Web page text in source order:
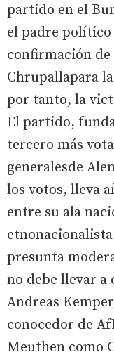
partido en el
el padre
confirmación
Chrupallapara
por tanto, la
El partido,
tercero más
generalesde
los votos, lleva
entre su ala
presunta
no debe llevar a
Andreas
conocedor de
Meuthen como